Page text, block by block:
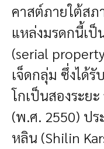
คาสต์ภายใต้ส
แหล่งมรดกนี้เ
(serial
เจ็ดกลุ่ม ซึ่งได้
โกเป็นสองระย
(พ.ศ. 2550) ป
หลิน (Shilin